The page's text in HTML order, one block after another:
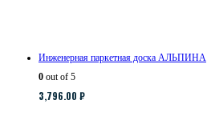
Инженерная паркетная доска АЛЬПИНА
0 out of 5
3,796.00 ₽